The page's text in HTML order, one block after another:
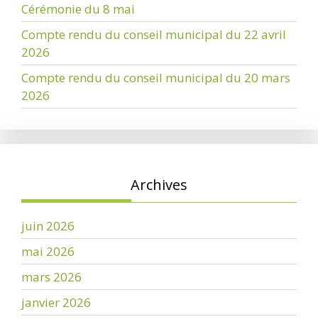
Cérémonie du 8 mai
Compte rendu du conseil municipal du 22 avril
2026
Compte rendu du conseil municipal du 20 mars
2026
Archives
juin 2026
mai 2026
mars 2026
janvier 2026